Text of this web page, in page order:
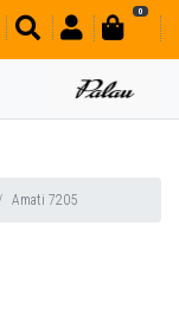
0
Amati 7205